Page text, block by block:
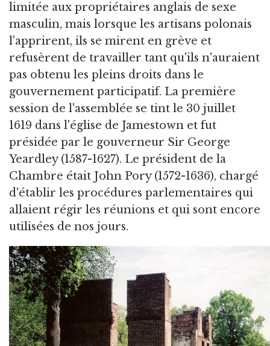
limitée aux propriétaires anglais de sexe
masculin, mais lorsque les artisans polonais
l'apprirent, ils se mirent en grève et
refusèrent de travailler tant qu'ils n'auraient
pas obtenu les pleins droits dans le
gouvernement participatif. La première
session de l'assemblée se tint le 30 juillet
1619 dans l'église de Jamestown et fut
présidée par le gouverneur Sir George
Yeardley (1587-1627). Le président de la
Chambre était John Pory (1572-1636), chargé
d'établir les procédures parlementaires qui
allaient régir les réunions et qui sont encore
utilisées de nos jours.